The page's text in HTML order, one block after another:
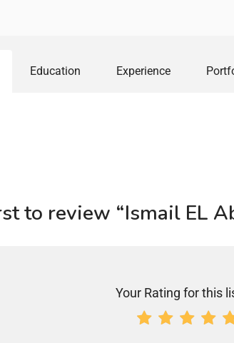
Education Experience
to review “Ismail EL
Your Rating for this